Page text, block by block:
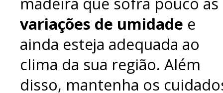
variações de umidade e
ainda esteja adequada ao
clima da sua região. Além
disso, mantenha os